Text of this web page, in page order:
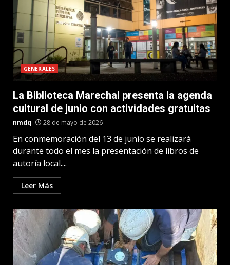
GENERALES
La Biblioteca Marechal presenta la agenda
cultural de junio con actividades gratuitas
nmdq 28 de mayo de 2026
En conmemoración del 13 de junio se realizará
durante todo el mes la presentación de libros de
autoría local....
Leer Más